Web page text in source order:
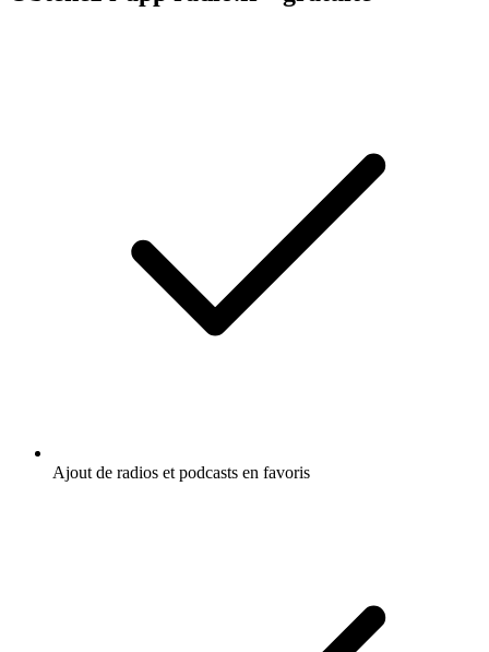
Ajout de radios et podcasts en favoris